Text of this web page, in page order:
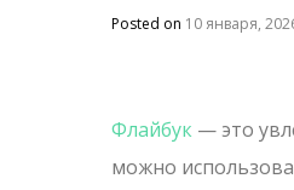
Posted on 10 января,
Флайбук — это
можно